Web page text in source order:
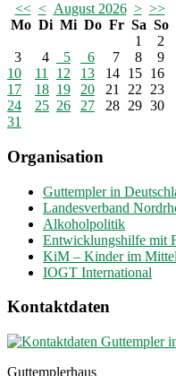
<< < August 2026 > >>
Mo Di Mi Do Fr Sa So
1
2
3
4 5 6 7 8
9
10
11 12 13 14 15 16
17
18 19 20 21 22
23
24
25 26 27 28 29 30
31
Organisation
Guttempler in
Landesverband
Alkoholpolitik
Entwicklungshilfe mit
KiM – Kinder im
IOGT International
Kontaktdaten
Guttemplerhaus